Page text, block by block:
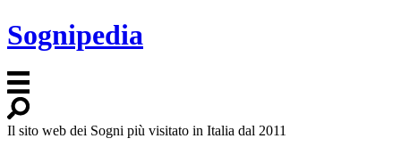
Sognipedia
Il sito web dei Sogni più visitato in Italia dal 2011